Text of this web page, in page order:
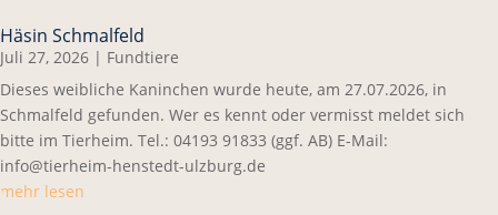
Häsin Schmalfeld
Juli 27, 2026 | Fundtiere
Dieses weibliche Kaninchen wurde heute, am 27.07.2026, in
Schmalfeld gefunden. Wer es kennt oder vermisst meldet sich
bitte im Tierheim. Tel.: 04193 91833 (ggf. AB) E-Mail:
info@tierheim-henstedt-ulzburg.de
mehr lesen